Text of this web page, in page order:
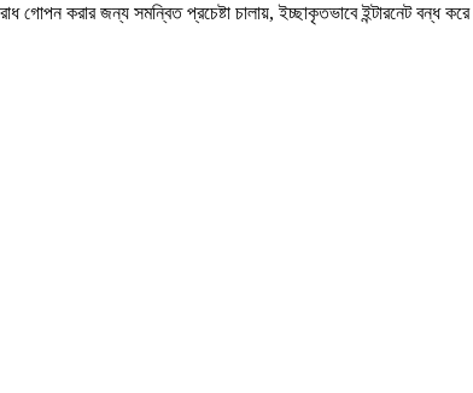
গোপন করার জন্য সমন্বিত প্রচেষ্টা চালায়, ইচ্ছাকৃতভাবে ইন্টারনেট বন্ধ